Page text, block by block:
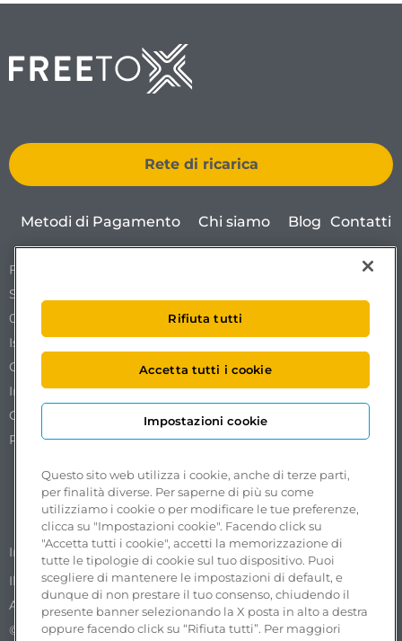
Rete di ricarica
Metodi di Pagamento Chi siamo Blog Contatti
Free To X – Mobilize S.p.A.
Sede Legale Via Ostiense 72 edificio 31
00154 Roma
Iscrizione al REA n. RM1761519.
Codice Fiscale. Partita IVA e iscrizione al Registro delle
Imprese di Roma n. 18102051002.
Capitale sociale €50.000,00 interamente versato.
Pec:
freetox-mobilize@pec.mobilize.freeto-x.it
Impostazioni cookieSegnalazioni accessibilità
Il Whistleblowing nel Gruppo ASPI
Privacy Policy
Accessibilità
©2025 Progetto e realizzazione Free To X. Tutti i diritti
Questo sito web utilizza i cookie, anche di terze parti,
per finalità diverse. Per saperne di più su come
utilizziamo i cookie o per modificare le tue preferenze,
clicca su "Impostazioni cookie". Facendo click su
"Accetta tutti i cookie", accetti la memorizzazione di
tutte le tipologie di cookie sul tuo dispositivo. Puoi
scegliere di mantenere le impostazioni di default, e
dunque di non prestare il tuo consenso, chiudendo il
presente banner selezionando la X posta in alto a destra
oppure facendo click su “Rifiuta tutti”. Per maggiori
Rifiuta tutti
Accetta tutti i cookie
Impostazioni cookie